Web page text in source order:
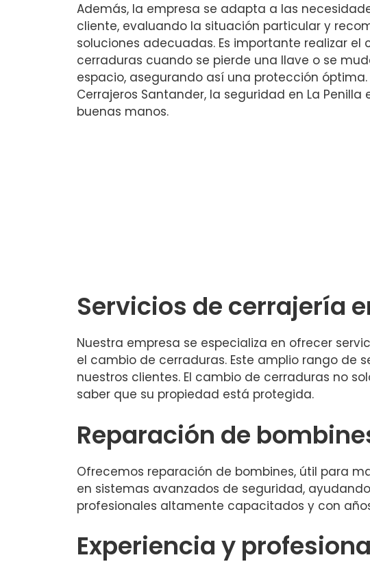
Además, la empresa se adapta a las
cliente, evaluando la situación particular y
soluciones adecuadas. Es importante realizar el
cerraduras cuando se pierde una llave o se
espacio, asegurando así una protección óptima.
Cerrajeros Santander, la seguridad en La Penilla
buenas manos.
Servicios de cerrajería
Nuestra empresa se especializa en ofrecer
el cambio de cerraduras. Este amplio rango de
nuestros clientes. El cambio de cerraduras no
saber que su propiedad está protegida.
Reparación de
Ofrecemos reparación de bombines, útil para
en sistemas avanzados de seguridad,
profesionales altamente capacitados y con
Experiencia y